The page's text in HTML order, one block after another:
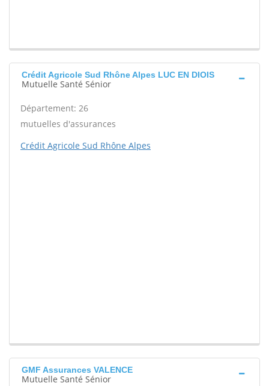
Crédit Agricole Sud Rhône Alpes LUC EN DIOIS
Mutuelle Santé Sénior
Département: 26
mutuelles d'assurances
Crédit Agricole Sud Rhône Alpes
GMF Assurances VALENCE
Mutuelle Santé Sénior